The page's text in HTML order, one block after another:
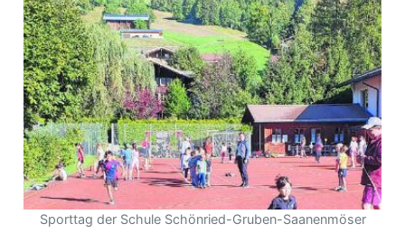
Sporttag der Schule Schönried-Gruben-Saanenmöser